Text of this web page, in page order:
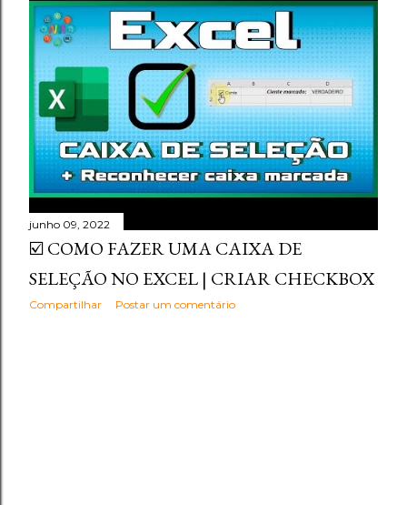
junho 09, 2022
☑️ COMO FAZER UMA CAIXA DE
SELEÇÃO NO EXCEL | CRIAR CHECKBOX
Compartilhar Postar um comentário